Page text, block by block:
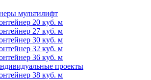
мультилифт
20 куб. м
27 куб. м
30 куб. м
32 куб. м
36 куб. м
проекты
38 куб. м